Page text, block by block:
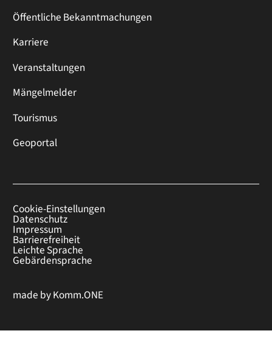
Öffentliche Bekanntmachungen
Karriere
Veranstaltungen
Mängelmelder
Tourismus
Geoportal
Cookie-Einstellungen
Datenschutz
Impressum
Barrierefreiheit
Leichte Sprache
Gebärdensprache
made byKomm.ONE